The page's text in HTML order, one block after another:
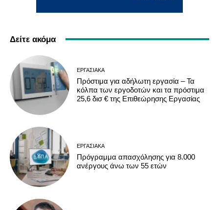
Δείτε ακόμα
ΕΡΓΑΣΙΑΚΆ
Πρόστιμα για αδήλωτη εργασία – Τα
κόλπα των εργοδοτών και τα πρόστιμα
25,6 δισ € της Επιθεώρησης Εργασίας
ΕΡΓΑΣΙΑΚΆ
Πρόγραμμα απασχόλησης για 8.000
ανέργους άνω των 55 ετών